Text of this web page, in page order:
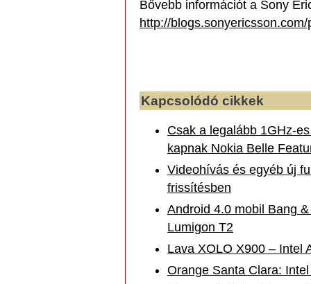
Bővebb információt a Sony
http://
Kapcsolódó cikkek
Csak a legalább 1GHz-
kapnak Nokia Belle
Videohívás és egyéb új
frissítésben
Android 4.0 mobil Bang
Lumigon T2
Lava XOLO X900 – Intel
Orange Santa Clara: